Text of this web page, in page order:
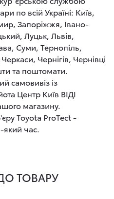
по всій Україні: Київ,
Запоріжжя, Івано-
Луцьк, Львів,
Суми, Тернопіль,
Чернігів, Чернівці
та поштомати.
самовивіз із
Центр Київ ВІДІ
магазину.
Toyota ProTect -
який час.
ТОВАРУ